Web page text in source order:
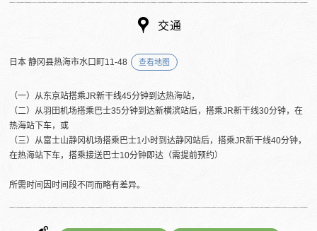
交通
日本 静冈县热海市水口町11-48 查看地图
（一）从东京站搭乘JR新干线45分钟到达热海站，
（二）从羽田机场搭乘巴士35分钟到达新横滨站后，搭乘JR新干线30分钟，在
热海站下车，或
（三）从富士山静冈机场搭乘巴士1小时到达静冈站后，搭乘JR新干线40分钟，
在热海站下车，搭乘接送巴士10分钟即达（需提前预约）
所需时间因时间段不同而略有差异。